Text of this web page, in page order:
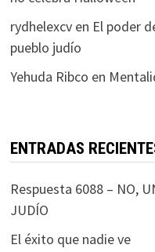
rydhelexcven El poder
pueblo judío
Yehuda Ribco en
ENTRADAS
Respuesta 6088 – NO,
JUDÍO
El éxito que nadie ve